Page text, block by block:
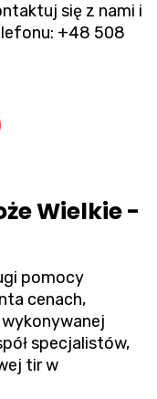
się z nami i
+48 508
Wielkie -
pomocy
cenach,
specjalistów,
tir w